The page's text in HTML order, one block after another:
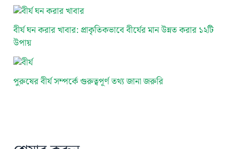
বীর্য ঘন করার খাবার: প্রাকৃতিকভাবে বীর্যের মান উন্নত করার ১২টি
উপায়
পুরুষের বীর্য সম্পর্কে গুরুত্বপূর্ণ তথ্য জানা জরুরি